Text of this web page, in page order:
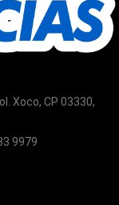
Xoco, CP 03330,
9979